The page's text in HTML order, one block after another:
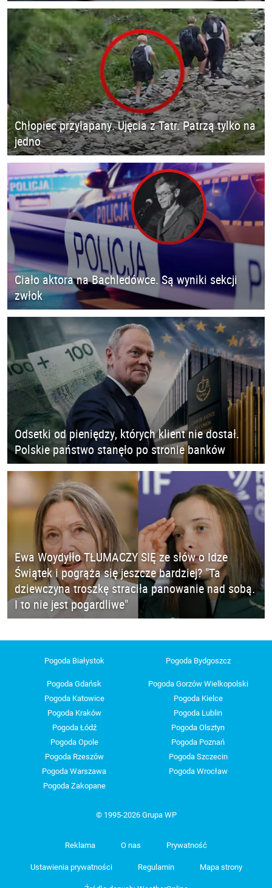
Chłopiec przyłapany. Ujęcia z Tatr. Patrzą tylko na
jedno
Ciało aktora na Bachledówce. Są wyniki sekcji
zwłok
Odsetki od pieniędzy, których klient nie dostał.
Polskie państwo stanęło po stronie banków
Ewa Woydyłło TŁUMACZY SIĘ ze słów o Idze
Świątek i pogrąża się jeszcze bardziej? "Ta
dziewczyna troszkę straciła panowanie nad sobą.
I to nie jest pogardliwe"
Pogoda Białystok Pogoda Bydgoszcz
Pogoda Gdańsk
Pogoda Gorzów Wielkopolski
Pogoda Katowice
Pogoda Kielce
Pogoda Kraków
Pogoda Lublin
Pogoda Łódź
Pogoda Olsztyn
Pogoda Opole
Pogoda Poznań
Pogoda Rzeszów
Pogoda Szczecin
Pogoda Warszawa
Pogoda Wrocław
Pogoda Zakopane
© 1995-2026 Grupa WP
Reklama O nas Prywatność
Ustawienia prywatności Regulamin Mapa strony